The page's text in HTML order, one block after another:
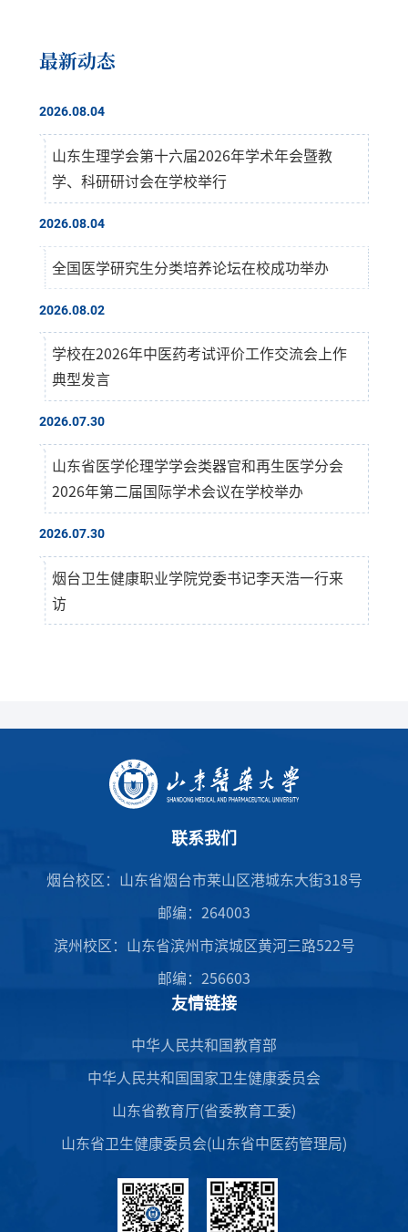
最新动态
2026.08.04
山东生理学会第十六届2026年学术年会暨教
学、科研研讨会在学校举行
2026.08.04
全国医学研究生分类培养论坛在校成功举办
2026.08.02
学校在2026年中医药考试评价工作交流会上作
典型发言
2026.07.30
山东省医学伦理学学会类器官和再生医学分会
2026年第二届国际学术会议在学校举办
2026.07.30
烟台卫生健康职业学院党委书记李天浩一行来
访
联系我们
烟台校区：山东省烟台市莱山区港城东大街318号
邮编：264003
滨州校区：山东省滨州市滨城区黄河三路522号
邮编：256603
友情链接
中华人民共和国教育部
中华人民共和国国家卫生健康委员会
山东省教育厅(省委教育工委)
山东省卫生健康委员会(山东省中医药管理局)